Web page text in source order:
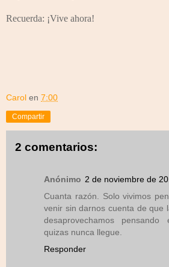
Recuerda: ¡Vive ahora!
Carol en 7:00
Compartir
2 comentarios:
Anónimo 2 de noviembre de
Cuanta razón. Solo vivimos
venir sin darnos cuenta de que
desaprovechamos
quizas nunca llegue.
Responder